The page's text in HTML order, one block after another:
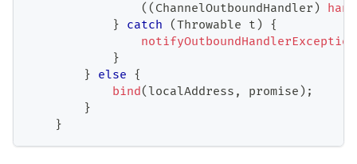
( ( ChannelOutboundHandler )
} catch (Throwable t ) {
notifyOutboundHandlerException
}
} else {
bind( localAddress , promise ) ;
}
}